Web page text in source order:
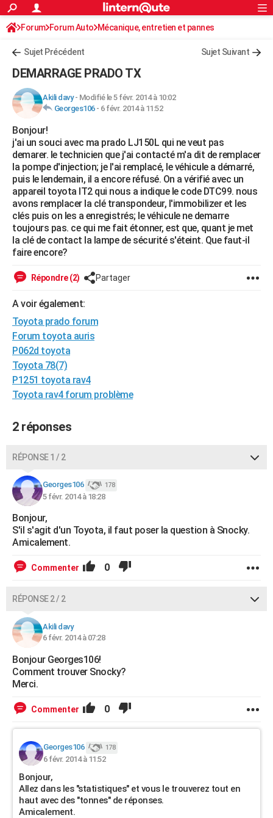
ACTUALITÉS
Politique
Société
Faits Divers
Education
Monde
Villes
+
FINANCE
Retraite
Impôts
Epargne
Immobilier
Risques naturels par ville
Banque
Assurance
Crédit
AUTO
Essais
Réserver un essai
Citadines
Berlines
SUV
Forum auto
+HIGH-TECH
Mobiles
Meilleur smartphone
Internet
Ordinateurs
Jeux vidéo
Guide high-tech
+BRICOLAGE
Forum
Aménagement intérieur
Extérieur
Cuisine
Salle de bains
Jardinage
Rangement
WEEK-END
Guides de France
Escapades
Patrimoine
Expositions
Musées
Week-end nature
LIFESTYLE
Art de vivre
Bien-être
Loisirs
ModeModes de vie
SANTE
Destinations
City break
Voyage nature
Voyage de noces
Forum
Climat
BONS PLANS
CARTE DE VOEUX
Carte de Noël
Carte Bonne année
Carte Saint-Valentin
Carte Pâques
Carte d'anniversaire
DICTIONNAIRE
COPAINS D'AVANT
S'inscrire
Se connecter
Lycées
Collèges
Primaires
Universités
Entreprises
Service militaire
Avis de recherche
AVIS DE DÉCÈS
FORUM
Bricolage
Lifestyle
Culture
Sport
Auto
Television
Voyage
Cinema
Rechercher
S'inscrire
Connexion
Forum Forum Auto Mécanique, entretien et pannes
Sujet Précédent Sujet Suivant
DEMARRAGE PRADO TX
Akili davy- Modifié le 5 févr. 2014 à 10:02
Georges106- 6 févr. 2014 à 11:52
Bonjour!
j'ai un souci avec ma prado LJ150L qui ne veut pas
demarer. le technicien que j'ai contacté m'a dit de remplacer
la pompe d'injection; je l'ai remplacé, le véhicule a démarré,
puis le lendemain, il a encore réfusé. On a vérifié avec un
appareil toyota IT2 qui nous a indique le code DTC99. nous
avons remplacer la clé transpondeur, l'immobilizer et les
clés puis on les a enregistrés; le véhicule ne demarre
toujours pas. ce qui me fait étonner, est que, quant je met
la clé de contact la lampe de sécurité s'éteint. Que faut-il
faire encore?
Répondre (2) Partager
A voir également:
Toyota prado forum
Forum toyota auris
P062d toyota
Toyota 78(7)
P1251 toyota rav4
Toyota rav4 forum problème
2 réponses
RÉPONSE 1 / 2
Georges106 178
5 févr. 2014 à 18:28
Bonjour,
S'il s'agit d'un Toyota, il faut poser la question à Snocky.
Amicalement.
Commenter 0
RÉPONSE 2 / 2
Akili davy
6 févr. 2014 à 07:28
Bonjour Georges106!
Comment trouver Snocky?
Merci.
Commenter 0
Georges106 178
6 févr. 2014 à 11:52
Bonjour,
Allez dans les "statistiques" et vous le trouverez tout en
haut avec des "tonnes" de réponses.
Amicalement.